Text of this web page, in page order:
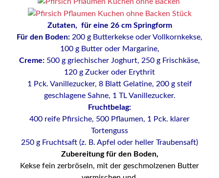
Zutaten, für eine 26 cm Springform
Für den Boden: 200 g Butterkekse oder Vollkornkekse,
100 g Butter oder Margarine,
Creme: 500 g griechischer Joghurt, 250 g Frischkäse,
120 g Zucker oder Erythrit
1 Pck. Vanillezucker, 8 Blatt Gelatine, 200 g steif
geschlagene Sahne, 1 TL Vanillezucker.
Fruchtbelag:
400 reife Pfirsiche, 500 Pflaumen, 1 Pck. klarer
Tortenguss
250 g Fruchtsaft (z. B. Apfel oder heller Traubensaft)
Zubereitung für den Boden,
Kekse fein zerbröseln, mit der geschmolzenen Butter